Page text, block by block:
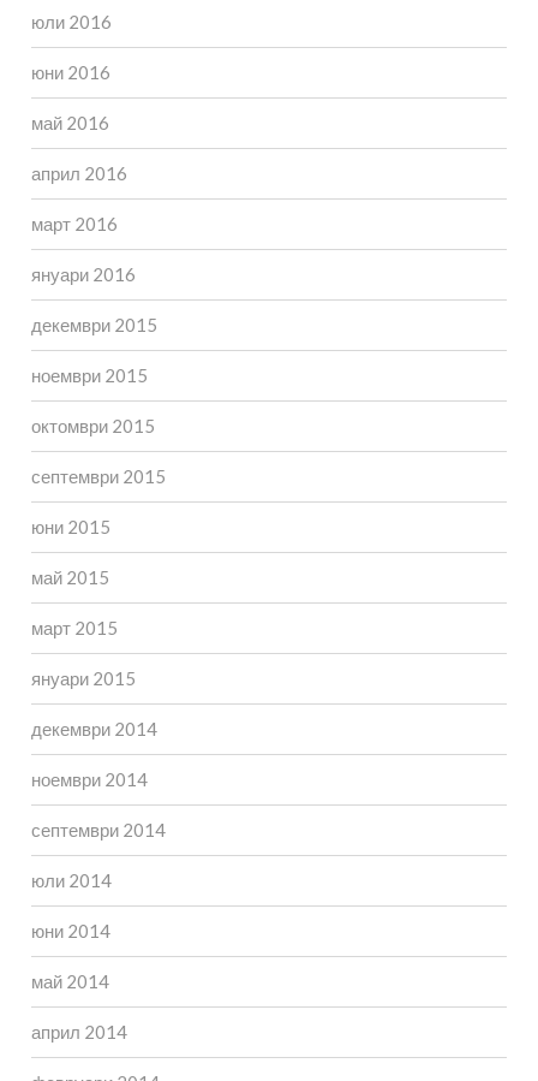
юли 2016
юни 2016
май 2016
април 2016
март 2016
януари 2016
декември 2015
ноември 2015
октомври 2015
септември 2015
юни 2015
май 2015
март 2015
януари 2015
декември 2014
ноември 2014
септември 2014
юли 2014
юни 2014
май 2014
април 2014